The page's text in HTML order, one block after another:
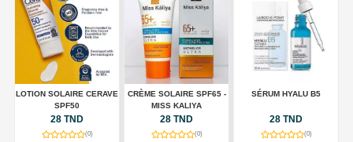
LOTION SOLAIRE CERAVE
SPF50
28 TND
(0)
CRÈME SOLAIRE SPF65 -
MISS KALIYA
28 TND
(0)
SÉRUM HYALU B5
28 TND
(0)